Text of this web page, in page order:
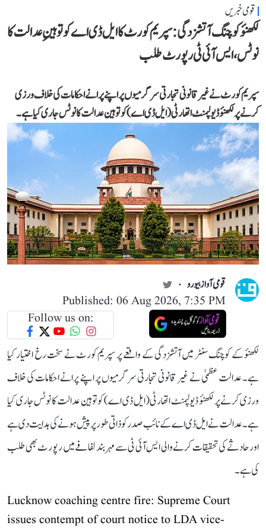
قومی خبریں
لکھنؤ کوچنگ آتشزدگی: سپریم کورٹ کا ایل ڈی اے کو توہینِ عدالت کا
نوٹس، ایس آئی ٹی رپورٹ طلب
سپریم کورٹ نے غیر قانونی تجارتی سرگرمیوں پر اپنے پرانے احکامات کی خلاف ورزی
کرنے پر لکھنؤ ڈیولپمنٹ اتھارٹی (ایل ڈی اے) کو توہین عدالت کا نوٹس جاری کیا ہے۔
قومی آواز بیورو
Published: 06 Aug 2026, 7:35 PM
Follow us on:
لکھنؤ کے کوچنگ سنٹر میں آتشزدگی کے واقعے پر سپریم کورٹ نے سخت رخ اختیار کیا
ہے۔ عدالت عظمیٰ نے غیر قانونی تجارتی سرگرمیوں پر اپنے پرانے احکامات کی خلاف
ورزی کرنے پر لکھنؤ ڈیولپمنٹ اتھارٹی (ایل ڈی اے) کو توہین عدالت کا نوٹس جاری کیا
ہے۔ عدالت نے ایل ڈی اے کے نائب صدر کو ذاتی طور پر پیش ہونے کی ہدایت دی ہے
اور حادثے کی تحقیقات کرنے والی ایس آئی ٹی سے مہر بند لفافے میں رپورٹ بھی طلب
کی ہے۔
Lucknow coaching centre fire: Supreme Court
issues contempt of court notice to LDA vice-